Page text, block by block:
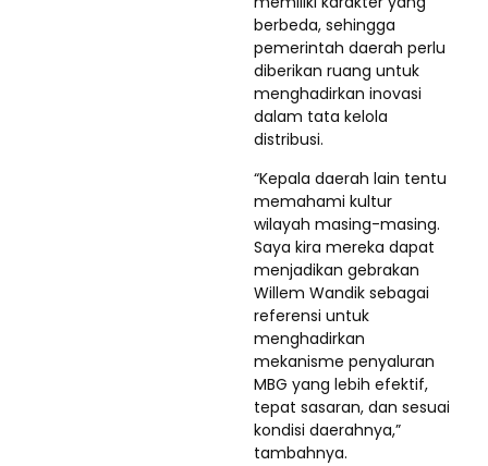
berbeda, sehingga
pemerintah daerah perlu
diberikan ruang untuk
menghadirkan inovasi
dalam tata kelola
distribusi.
“Kepala daerah lain tentu
memahami kultur
wilayah masing-masing.
Saya kira mereka dapat
menjadikan gebrakan
Willem Wandik sebagai
referensi untuk
menghadirkan
mekanisme penyaluran
MBG yang lebih efektif,
tepat sasaran, dan sesuai
kondisi daerahnya,”
tambahnya.